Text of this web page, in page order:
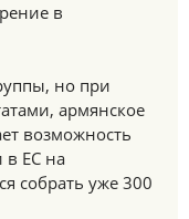
в
но при
армянское
возможность
в ЕС на
собрать уже 300